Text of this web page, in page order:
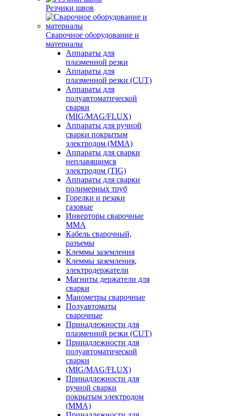
Резчики швов
Сварочное оборудование и
материалы
Аппараты для
плазменной резки
Аппараты для
плазменной резки (CUT)
Аппараты для
полуавтоматической
сварки
(MIG/MAG/FLUX)
Аппараты для ручной
сварки покрытым
электродом (MMA)
Аппараты для сварки
неплавящимся
электродом (TIG)
Аппараты для сварки
полимерных труб
Горелки и резаки
газовые
Инверторы сварочные
ММА
Кабель сварочный,
разъемы
Клеммы заземления
Клеммы заземления,
электродержатели
Магниты держатели для
сварки
Манометры сварочные
Полуавтоматы
сварочные
Принадлежности для
плазменной резки (CUT)
Принадлежности для
полуавтоматической
сварки
(MIG/MAG/FLUX)
Принадлежности для
ручной сварки
покрытым электродом
(MMA)